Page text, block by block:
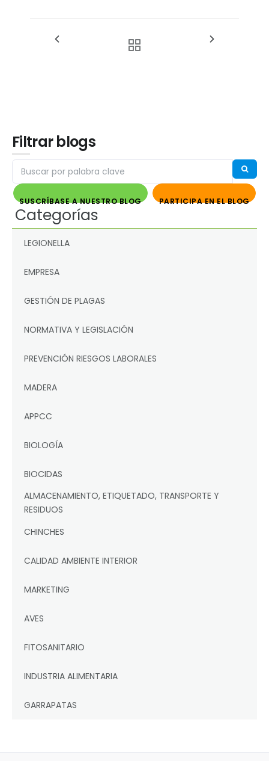
Filtrar blogs
SUSCRÍBASE A NUESTRO BLOG PARTICIPA EN EL BLOG
Categorías
LEGIONELLA
EMPRESA
GESTIÓN DE PLAGAS
NORMATIVA Y LEGISLACIÓN
PREVENCIÓN RIESGOS LABORALES
MADERA
APPCC
BIOLOGÍA
BIOCIDAS
ALMACENAMIENTO, ETIQUETADO, TRANSPORTE Y
RESIDUOS
CHINCHES
CALIDAD AMBIENTE INTERIOR
MARKETING
AVES
FITOSANITARIO
INDUSTRIA ALIMENTARIA
GARRAPATAS